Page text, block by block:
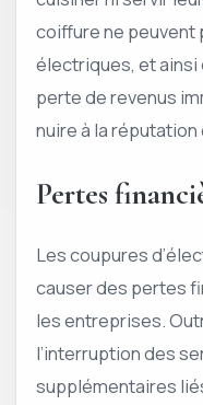
coiffure ne peuvent
électriques, et ainsi
perte de revenus
nuire à la réputation
Pertes
Les coupures
causer des pertes
les entreprises.
l’interruption des
supplémentaires